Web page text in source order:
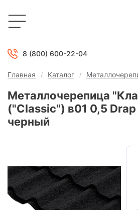
8 (800) 600-22-04
Главная Каталог
Металлочерепица
("Classic") в01 0,5
черный